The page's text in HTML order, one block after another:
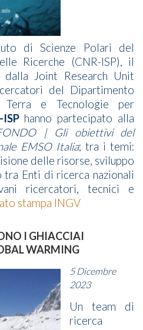
di Scienze Polari del
Ricerche (CNR-ISP), il
dalla Joint Research Unit
del Dipartimento
Terra e Tecnologie per
ISPhanno partecipato alla
| Gli obiettivi del
EMSO Italia; tra i temi:
delle risorse, sviluppo
Enti di ricerca nazionali
ricercatori, tecnici e
stampa INGV
I GHIACCIAI
WARMING
5 Dicembre
2023
Un team di
ricerca